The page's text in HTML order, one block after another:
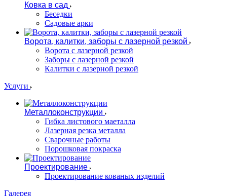
Ковка в сад
Беседки
Садовые арки
Ворота, калитки, заборы с лазерной резкой
Ворота с лазерной резкой
Заборы с лазерной резкой
Калитки с лазерной резкой
Услуги
Металлоконструкции
Гибка листового маеталла
Лазерная резка металла
Сварочные работы
Порошковая покраска
Проектирование
Проектирование кованых изделий
Галерея